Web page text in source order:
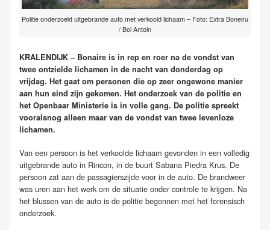
Politie onderzoekt uitgebrande auto met verkoold lichaam – Foto: Extra Boneiru
/ Boi Antoin
KRALENDIJK – Bonaire is in rep en roer na de vondst van
twee ontzielde lichamen in de nacht van donderdag op
vrijdag. Het gaat om personen die op zeer ongewone manier
aan hun eind zijn gekomen. Het onderzoek van de politie en
het Openbaar Ministerie is in volle gang. De politie spreekt
vooralsnog alleen maar van de vondst van twee levenloze
lichamen.
Van een persoon is het verkoolde lichaam gevonden in een volledig
uitgebrande auto in Rincon, in de buurt Sabana Piedra Krus. De
persoon zat aan de passagierszijde voor in de auto. De brandweer
was uren aan het werk om de situatie onder controle te krijgen. Na
het blussen van de auto is de politie begonnen met het forensisch
onderzoek.